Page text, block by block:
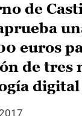
de
euros
de tres
digital